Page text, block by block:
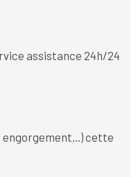
assistance 24h/24
engorgement...) cette